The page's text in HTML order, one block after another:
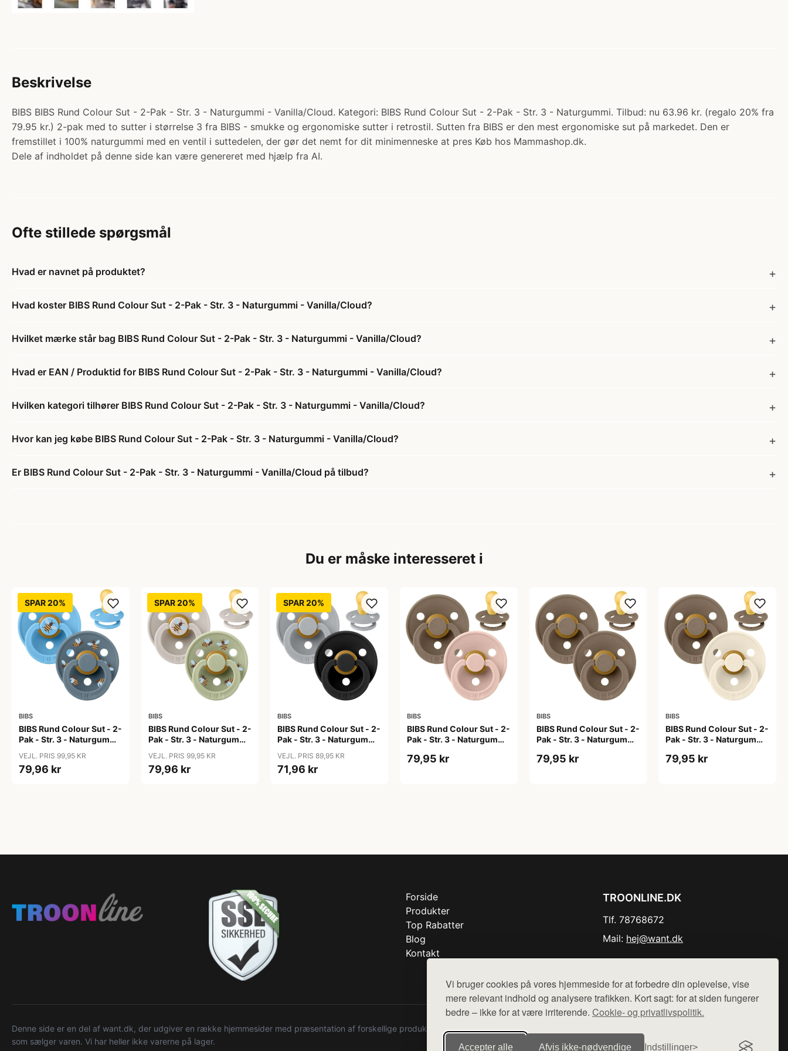
Vi bruger cookies på vores hjemmeside for at forbedre din oplevelse, vise
mere relevant indhold og analysere trafikken. Kort sagt: for at siden fungerer
bedre – ikke for at være irriterende. Cookie- og privatlivspolitik.
Accepter alle Afvis ikke‑nødvendige Indstillinger
Beskrivelse
BIBS BIBS Rund Colour Sut - 2-Pak - Str. 3 - Naturgummi - Vanilla/Cloud. Kategori: BIBS Rund Colour Sut - 2-Pak - Str. 3 - Naturgummi. Tilbud: nu 63.96 kr. (regalo 20% fra
79.95 kr.) 2-pak med to sutter i størrelse 3 fra BIBS - smukke og ergonomiske sutter i retrostil. Sutten fra BIBS er den mest ergonomiske sut på markedet. Den er
fremstillet i 100% naturgummi med en ventil i suttedelen, der gør det nemt for dit minimenneske at pres Køb hos Mammashop.dk.
Dele af indholdet på denne side kan være genereret med hjælp fra AI.
Ofte stillede spørgsmål
Hvad er navnet på produktet?
Hvad koster BIBS Rund Colour Sut - 2-Pak - Str. 3 - Naturgummi - Vanilla/Cloud?
Hvilket mærke står bag BIBS Rund Colour Sut - 2-Pak - Str. 3 - Naturgummi - Vanilla/Cloud?
Hvad er EAN / Produktid for BIBS Rund Colour Sut - 2-Pak - Str. 3 - Naturgummi - Vanilla/Cloud?
Hvilken kategori tilhører BIBS Rund Colour Sut - 2-Pak - Str. 3 - Naturgummi - Vanilla/Cloud?
Hvor kan jeg købe BIBS Rund Colour Sut - 2-Pak - Str. 3 - Naturgummi - Vanilla/Cloud?
Er BIBS Rund Colour Sut - 2-Pak - Str. 3 - Naturgummi - Vanilla/Cloud på tilbud?
Du er måske interesseret i
SPAR 20%
BIBS
BIBS Rund Colour Sut - 2-
Pak - Str. 3 - Naturgummi
Breeze Mix
VEJL. PRIS 99,95 KR
79,96 kr
SPAR 20%
BIBS
BIBS Rund Colour Sut - 2-
Pak - Str. 3 - Naturgummi
Mushroom Mix
VEJL. PRIS 99,95 KR
79,96 kr
SPAR 20%
BIBS
BIBS Rund Colour Sut - 2-
Pak - Str. 3 - Naturgummi
VEJL. PRIS 89,95 KR
71,96 kr
BIBS
BIBS Rund Colour Sut - 2-
Pak - Str. 3 - Naturgummi
79,95 kr
BIBS
BIBS Rund Colour Sut - 2-
Pak - Str. 3 - Naturgummi
79,95 kr
BIBS
BIBS Rund Colour Sut - 2-
Pak - Str. 3 - Naturgummi
79,95 kr
Forside
Produkter
Top Rabatter
Blog
Kontakt
TROONLINE.DK
Tlf. 78768672
Mail: hej@want.dk
Denne side er en del af want.dk, der udgiver en række hjemmesider med præsentation af forskellige produkter fra diverse webshops. Der sælges ikke varer fra denne side - vi henviser til de shops,
som sælger varen. Vi har heller ikke varerne på lager.